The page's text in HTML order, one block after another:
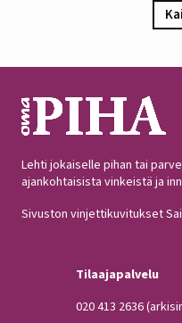
vastaa Puutarha-lehden
iloitsee tutkija Maarit
Lehti jokaiselle pihan tai
ajankohtaisista vinkeistä ja
Sivuston vinjettikuvitukset
Tilaajapalvelu
020 413 2636